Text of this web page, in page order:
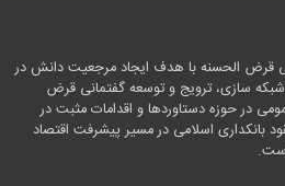
قرض الحسنه با هدف ایجاد مرجعیت دانش در
سازی، ترویج و توسعه گفتمانی قرض
در حوزه دستاوردها و اقدامات مثبت در
بانکداری اسلامی در مسیر پیشرفت اقتصاد